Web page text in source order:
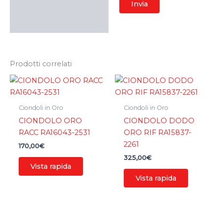
Prodotti correlati
Ciondoli in Oro
CIONDOLO ORO
RACC RA16043-2531
170,00€
Vista rapida
Ciondoli in Oro
CIONDOLO DODO
ORO RIF RA15837-
2261
325,00€
Vista rapida